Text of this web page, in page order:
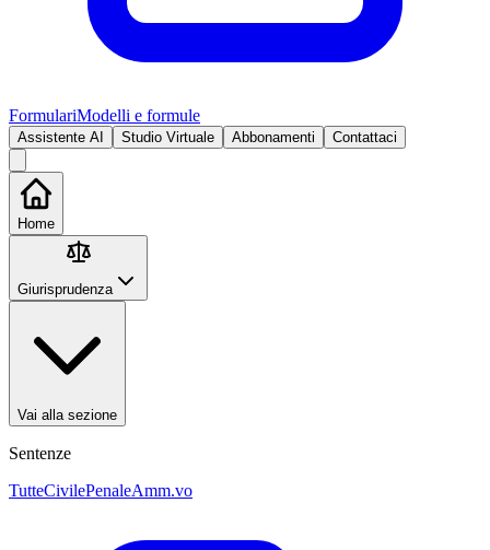
FormulariModelli e formule
Assistente AI Studio Virtuale Abbonamenti Contattaci
Home
Giurisprudenza
Vai alla sezione
Sentenze
TutteCivilePenaleAmm.vo